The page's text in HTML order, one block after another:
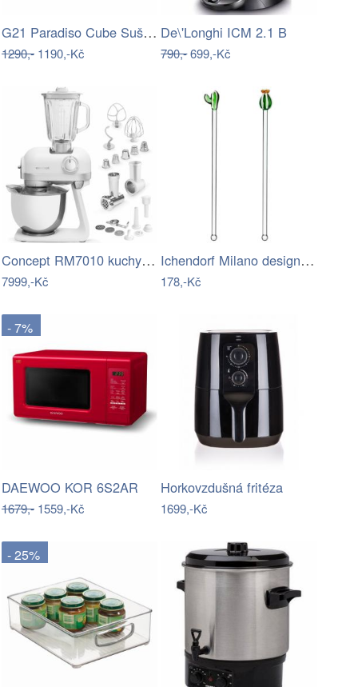
G21 Paradiso Cube Sušička ovoce, white
1290,- 1190,-Kč
De\'Longhi ICM 2.1 B
790,-699,-Kč
Concept RM7010 kuchyňský planetární…
7999,-Kč
Ichendorf Milano designová míchátka…
178,-Kč
- 7%
DAEWOO KOR 6S2AR
1679,- 1559,-Kč
Horkovzdušná fritéza
1699,-Kč
- 25%